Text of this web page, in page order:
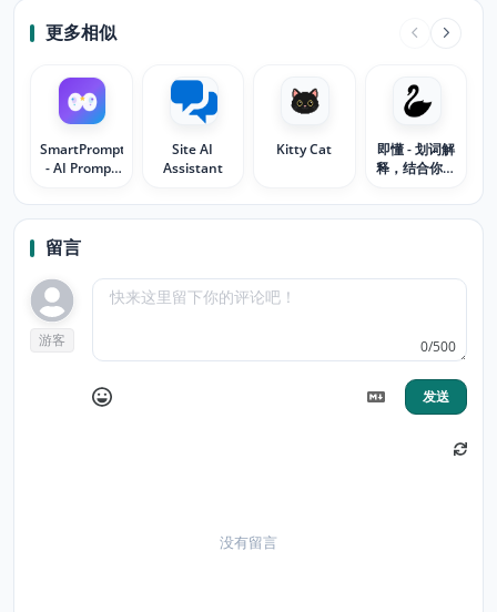
更多相似
SmartPromptIQ
- AI Prompt
Site AI
Assistant
Kitty Cat
即懂 - 划词解
释，结合你的
留言
游客 0/500
发送
没有留言